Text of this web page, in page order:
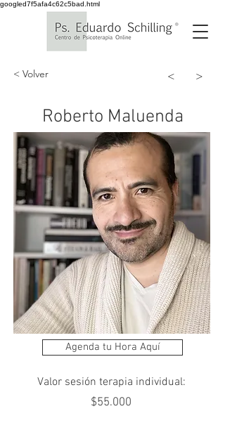
googled7f5afa4c62c5bad.html
< Volver < >
Roberto Maluenda
Agenda tu Hora Aquí
Valor sesión terapia individual:
$55.000